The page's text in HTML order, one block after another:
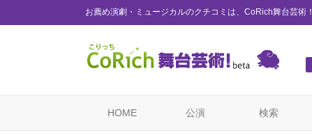
お薦め演劇・ミュージカルのクチコミは、CoRich舞台芸術！
HOME 公演 検索